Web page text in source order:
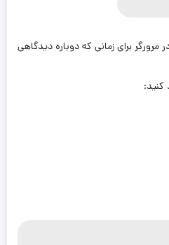
برای زمانی که دوباره دیدگاهی
کنید: